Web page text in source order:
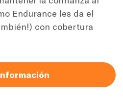
Endurance les da el
con cobertura